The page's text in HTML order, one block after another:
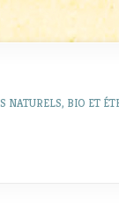
NATURELS, BIO ET